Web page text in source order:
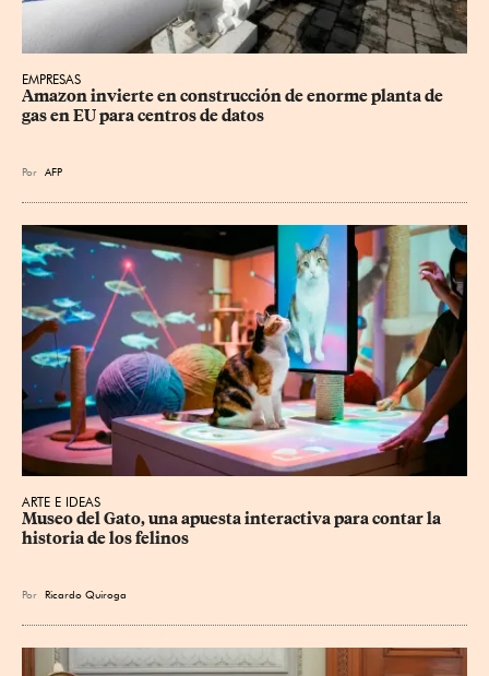
EMPRESAS
Amazon invierte en construcción de enorme planta de
gas en EU para centros de datos
Por AFP
ARTE E IDEAS
Museo del Gato, una apuesta interactiva para contar la
historia de los felinos
Por Ricardo Quiroga